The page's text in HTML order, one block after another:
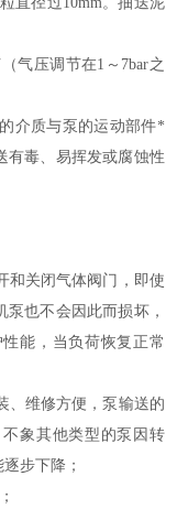
气压调节在1～7bar之
介质与泵的运动部件*
有毒、易挥发或腐蚀性
关闭气体阀门，即使
也不会因此而损坏，
能，当负荷恢复正常
维修方便，泵输送的
象其他类型的泵因转
步下降；